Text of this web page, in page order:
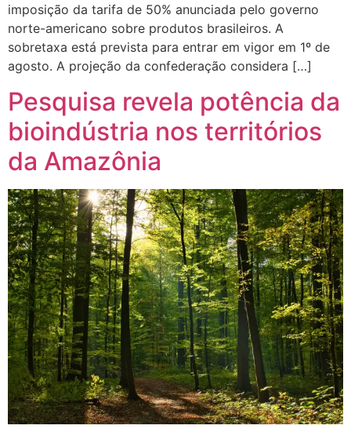
imposição da tarifa de 50% anunciada pelo governo
norte-americano sobre produtos brasileiros. A
sobretaxa está prevista para entrar em vigor em 1º de
agosto. A projeção da confederação considera […]
Pesquisa revela potência da
bioindústria nos territórios
da Amazônia